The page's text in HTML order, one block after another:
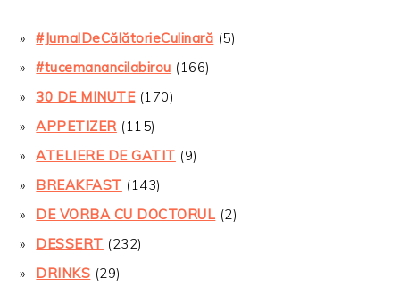
#JurnalDeCălătorieCulinară (5)
#tucemanancilabirou (166)
30 DE MINUTE(170)
APPETIZER(115)
ATELIERE DE GATIT (9)
BREAKFAST (143)
DE VORBA CU DOCTORUL (2)
DESSERT (232)
DRINKS (29)